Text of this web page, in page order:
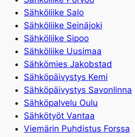
Sähköliike Salo
Sähköliike Seinäjoki
Sähköliike Sipoo
Sähköliike Uusimaa
Sähkömies Jakobstad
Sähköpäivystys Kemi
Sähköpäivystys Savonlinna
Sähköpalvelu Oulu
Sähkötyöt Vantaa
Viemärin Puhdistus Forssa